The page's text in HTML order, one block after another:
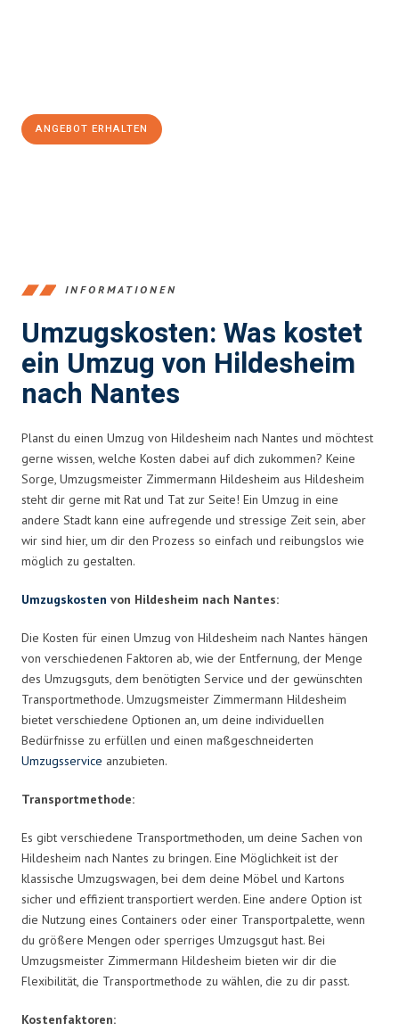
ANGEBOT ERHALTEN
INFORMATIONEN
Umzugskosten: Was kostet
ein Umzug von Hildesheim
nach Nantes
Planst du einen Umzug von Hildesheim nach Nantes und möchtest
gerne wissen, welche Kosten dabei auf dich zukommen? Keine
Sorge, Umzugsmeister Zimmermann Hildesheim aus Hildesheim
steht dir gerne mit Rat und Tat zur Seite! Ein Umzug in eine
andere Stadt kann eine aufregende und stressige Zeit sein, aber
wir sind hier, um dir den Prozess so einfach und reibungslos wie
möglich zu gestalten.
Umzugskosten von Hildesheim nach Nantes:
Die Kosten für einen Umzug von Hildesheim nach Nantes hängen
von verschiedenen Faktoren ab, wie der Entfernung, der Menge
des Umzugsguts, dem benötigten Service und der gewünschten
Transportmethode. Umzugsmeister Zimmermann Hildesheim
bietet verschiedene Optionen an, um deine individuellen
Bedürfnisse zu erfüllen und einen maßgeschneiderten
Umzugsservice anzubieten.
Transportmethode:
Es gibt verschiedene Transportmethoden, um deine Sachen von
Hildesheim nach Nantes zu bringen. Eine Möglichkeit ist der
klassische Umzugswagen, bei dem deine Möbel und Kartons
sicher und effizient transportiert werden. Eine andere Option ist
die Nutzung eines Containers oder einer Transportpalette, wenn
du größere Mengen oder sperriges Umzugsgut hast. Bei
Umzugsmeister Zimmermann Hildesheim bieten wir dir die
Flexibilität, die Transportmethode zu wählen, die zu dir passt.
Kostenfaktoren: